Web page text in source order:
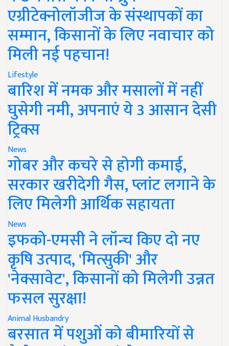
एग्रीटेक्नोलॉजीज के संस्थापकों का
सम्मान, किसानों के लिए नवाचार को
मिली नई पहचान!
Lifestyle
बारिश में नमक और मसालों में नहीं
घुसेगी नमी, अपनाएं ये 3 आसान देसी
ट्रिक्स
News
गोबर और कचरे से होगी कमाई,
सरकार खरीदेगी गैस, प्लांट लगाने के
लिए मिलेगी आर्थिक सहायता
News
इफको-एमसी ने लॉन्च किए दो नए
कृषि उत्पाद, 'मित्सुकी' और
'नेक्सावेट', किसानों को मिलेगी उन्नत
फसल सुरक्षा!
Animal Husbandry
बरसात में पशुओं को बीमारियों से